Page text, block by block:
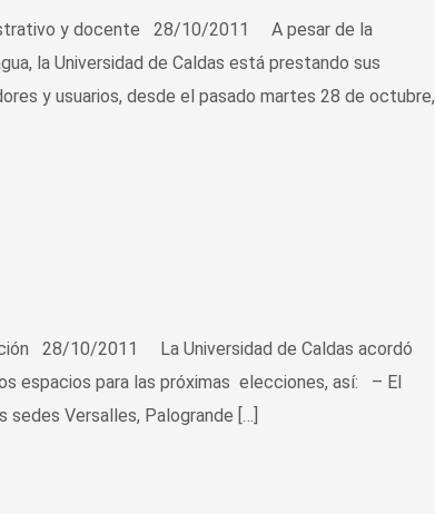
y docente 28/10/2011 A pesar de la
la Universidad de Caldas está prestando sus
y usuarios, desde el pasado martes 28 de octubre,
28/10/2011 La Universidad de Caldas acordó
espacios para las próximas elecciones, así: – El
Versalles, Palogrande […]